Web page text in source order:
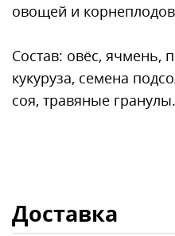
овощей и
Состав: овёс, ячмень,
кукуруза, семена
соя, травяные гранулы.
Доставка